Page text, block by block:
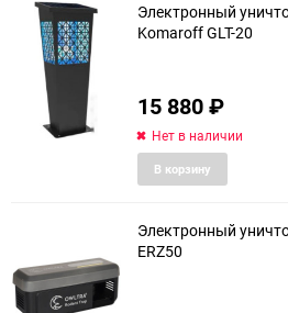
Электронный
Komaroff GLT-20
15 880₽
Нет в наличии
В корзину
Электронный
ERZ50